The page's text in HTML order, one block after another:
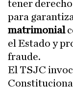
tener
para
matrimonial
el Estado y
fraude.
El TSJC